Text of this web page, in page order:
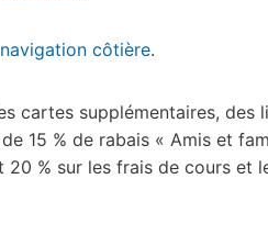
côtière.
cartes supplémentaires, des
15 % de rabais « Amis et
% sur les frais de cours et